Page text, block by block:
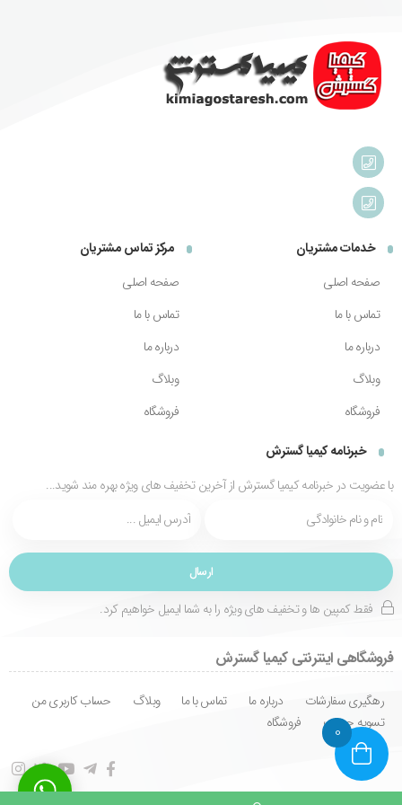
خدمات مشتریان
صفحه اصلی
تماس با ما
درباره ما
وبلاگ
فروشگاه
مرکز تماس مشتریان
صفحه اصلی
تماس با ما
درباره ما
وبلاگ
فروشگاه
خبرنامه کیمیا گسترش
با عضویت در خبرنامه کیمیا گسترش از آخرین تخفیف های ویژه بهره مند شوید...
فقط کمپین ها و تخفیف های ویژه را به شما ایمیل خواهیم کرد.
فروشگاهی اینترنتی کیمیا گسترش
رهگیری سفارشات درباره ما تماس با ما وبلاگ
حساب کاربری من
تسویه حساب
فروشگاه 0